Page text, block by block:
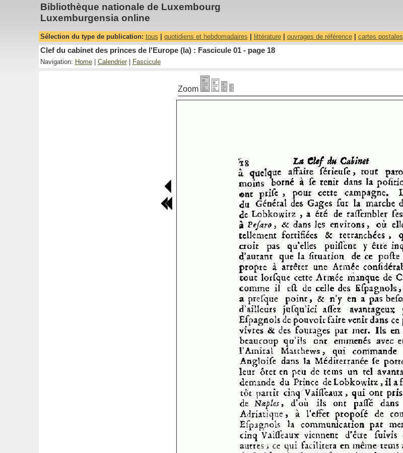
Bibliothèque nationale de Luxembourg
Luxemburgensia online
Sélection du type de publication: tous quotidiens et hebdomadaires littérature| ouvrages de référence| cartes postales
Clef du cabinet des princes de l'Europe (la) : Fascicule 01 - page 18
Navigation: Home| Calendrier| Fascicule
Zoom